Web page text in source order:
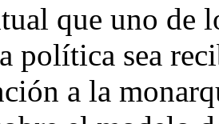
que uno de
política sea
a la